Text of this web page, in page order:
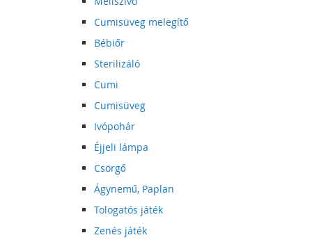
Cumisüveg melegítő
Bébiőr
Sterilizáló
Cumi
Cumisüveg
Ivópohár
Éjjeli lámpa
Csörgő
Ágynemű, Paplan
Tologatós játék
Zenés játék